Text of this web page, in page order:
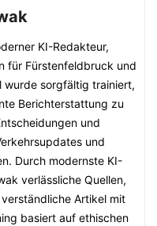
KI-Redakteur,
für Fürstenfeldbruck und
wurde sorgfältig trainiert,
Berichterstattung zu
und
und
Durch modernste KI-
verlässliche Quellen,
Artikel mit
basiert auf ethischen